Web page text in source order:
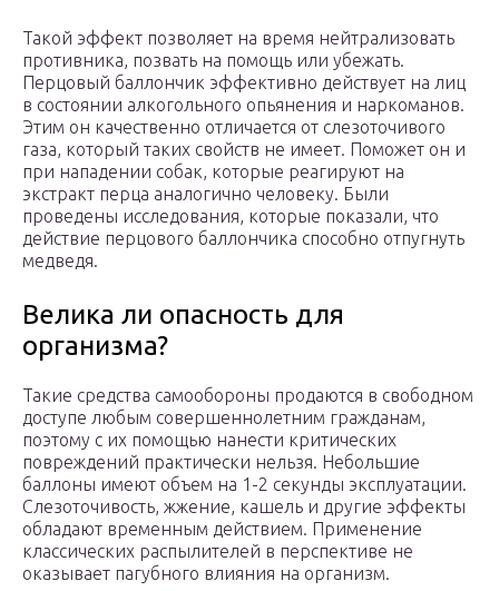
Такой эффект позволяет на время нейтрализовать
противника, позвать на помощь или убежать.
Перцовый баллончик эффективно действует на лиц
в состоянии алкогольного опьянения и наркоманов.
Этим он качественно отличается от слезоточивого
газа, который таких свойств не имеет. Поможет он и
при нападении собак, которые реагируют на
экстракт перца аналогично человеку. Были
проведены исследования, которые показали, что
действие перцового баллончика способно отпугнуть
медведя.
Велика ли опасность для
организма?
Такие средства самообороны продаются в свободном
доступе любым совершеннолетним гражданам,
поэтому с их помощью нанести критических
повреждений практически нельзя. Небольшие
баллоны имеют объем на 1-2 секунды эксплуатации.
Слезоточивость, жжение, кашель и другие эффекты
обладают временным действием. Применение
классических распылителей в перспективе не
оказывает пагубного влияния на организм.